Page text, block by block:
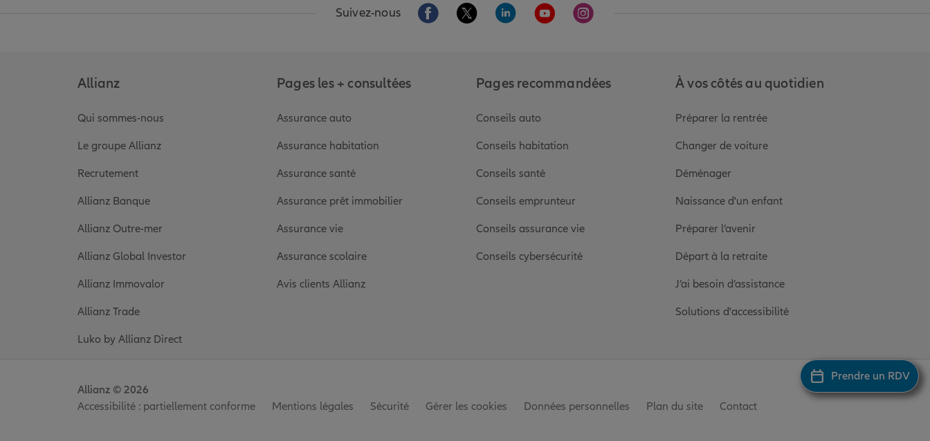
Prendre un RDV
Suivez-nous Aller sur la page Facebook de Allianz
Aller sur la page Twitter de Allianz
Aller sur la page Linkedin de Allianz
Aller sur la page Youtube de Allianz
Aller sur la page Instagram de Allianz
Allianz
Qui sommes-nous
Le groupe Allianz
Recrutement
Allianz Banque
Allianz Outre-mer
Allianz Global Investor
Allianz Immovalor
Allianz Trade
Luko by Allianz Direct
Pages les + consultées
Assurance auto
Assurance habitation
Assurance santé
Assurance prêt immobilier
Assurance vie
Assurance scolaire
Avis clients Allianz
Pages recommandées
Conseils auto
Conseils habitation
Conseils santé
Conseils emprunteur
Conseils assurance vie
Conseils cybersécurité
À vos côtés au quotidien
Préparer la rentrée
Changer de voiture
Déménager
Naissance d'un enfant
Préparer l’avenir
Départ à la retraite
J’ai besoin d’assistance
Solutions d'accessibilité
Accessibilité : partiellement conforme Mentions légales Sécurité Gérer les cookies Données personnelles Plan du site Contact
Allianz © 2026